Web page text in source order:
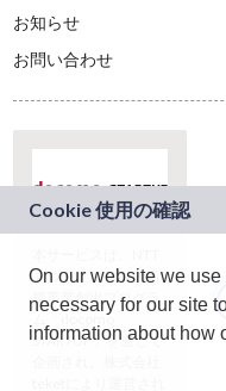
お知らせ
お問い合わせ
ドコモグループの新
規事業創出プログラ
ム「docomo
STARTUP」を通じて
On our website we
necessary for our site
information about how